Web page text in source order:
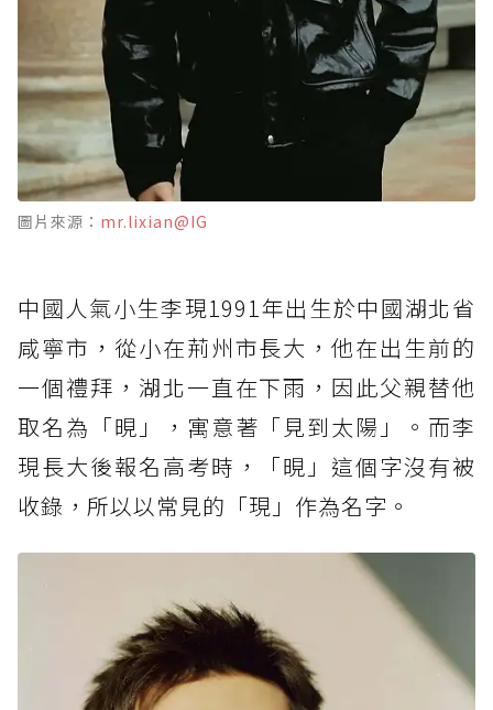
圖片來源： mr.lixian@IG
中國人氣小生李現1991年出生於中國湖北省
咸寧市，從小在荊州市長大，他在出生前的
一個禮拜，湖北一直在下雨，因此父親替他
取名為「晛」，寓意著「見到太陽」。而李
現長大後報名高考時，「晛」這個字沒有被
收錄，所以以常見的「現」作為名字。